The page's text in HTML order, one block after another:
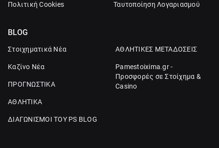
Πολιτική Cookies Ταυτοποίηση Λογαριασμού
BLOG
Στοιχηματικά Νέα
Καζίνο Νέα
ΠΡΟΓΝΩΣΤΙΚΑ
ΑΘΛΗΤΙΚΑ
ΔΙΑΓΩΝΙΣΜΟΙ ΤΟΥ PS BLOG
ΑΘΛΗΤΙΚΕΣ ΜΕΤΑΔΟΣΕΙΣ
Pamestoixima.gr -
Προσφορές σε Στοίχημα &
Casino